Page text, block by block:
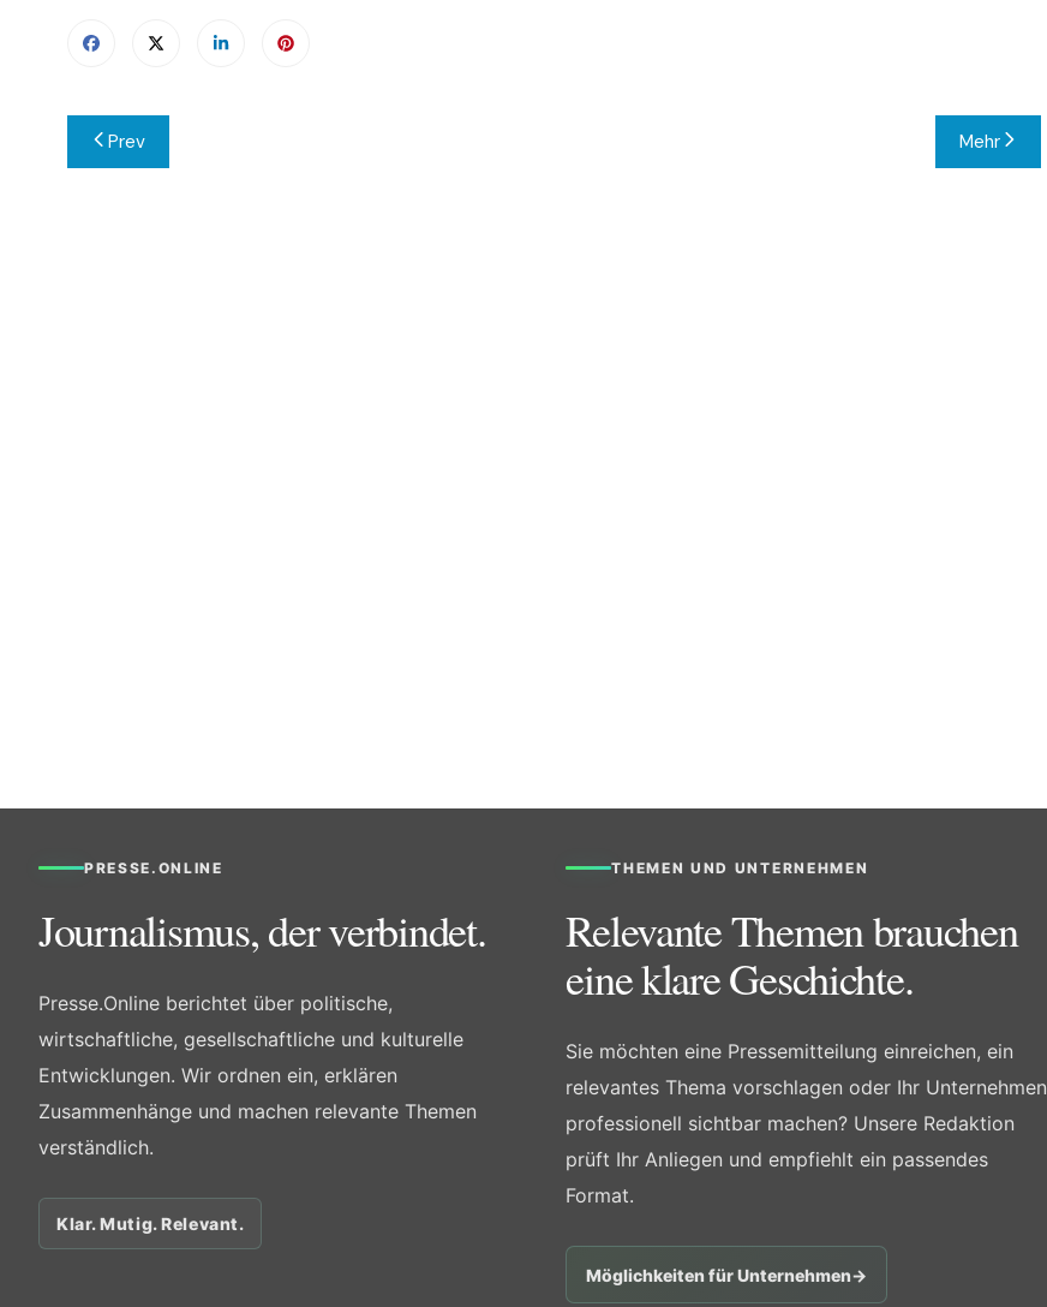
Beitragsnavigation
Prev Mehr
PRESSE.ONLINE
Journalismus, der verbindet.
Presse.Online berichtet über politische,
wirtschaftliche, gesellschaftliche und kulturelle
Entwicklungen. Wir ordnen ein, erklären
Zusammenhänge und machen relevante Themen
verständlich.
Klar. Mutig. Relevant.
THEMEN UND UNTERNEHMEN
Relevante Themen brauchen
eine klare Geschichte.
Sie möchten eine Pressemitteilung einreichen, ein
relevantes Thema vorschlagen oder Ihr Unternehmen
professionell sichtbar machen? Unsere Redaktion
prüft Ihr Anliegen und empfiehlt ein passendes
Format.
Möglichkeiten für Unternehmen→